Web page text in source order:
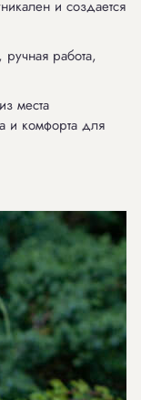
и создается
работа,
места
и комфорта для